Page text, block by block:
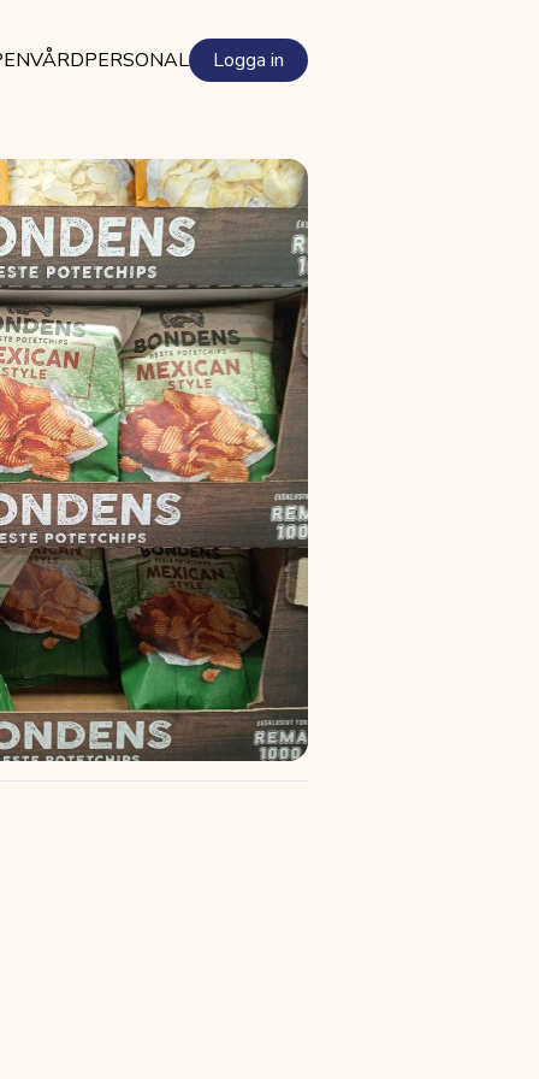
VÅRDPERSONAL Logga in